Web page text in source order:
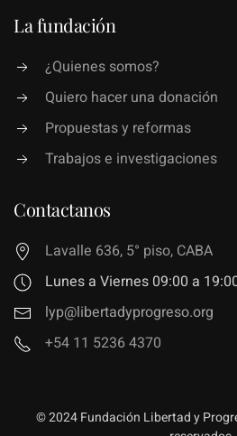
La fundación
¿Quienes somos?
Quiero hacer una donación
Propuestas y reformas
Trabajos e investigaciones
Contactanos
Lavalle 636, 5° piso, CABA
Lunes a Viernes 09:00 a
lyp@libertadyprogreso.org
+54 11 5236 4370
© 2024 Fundación Libertad y